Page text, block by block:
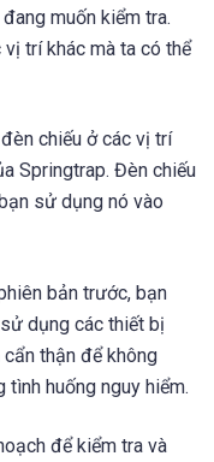
muốn kiểm tra.
trí khác mà ta có thể
chiếu ở các vị trí
Springtrap. Đèn chiếu
sử dụng nó vào
bản trước, bạn
dụng các thiết bị
thận để không
huống nguy hiểm.
để kiểm tra và